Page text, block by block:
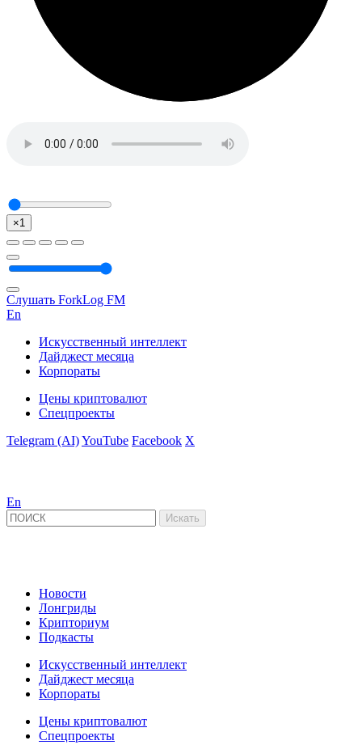
×1
Слушать ForkLog FM
En
Искусственный интеллект
Дайджест месяца
Корпораты
Цены криптовалют
Спецпроекты
Telegram (AI)YouTube Facebook X
En
Новости
Лонгриды
Крипториум
Подкасты
Искусственный интеллект
Дайджест месяца
Корпораты
Цены криптовалют
Спецпроекты